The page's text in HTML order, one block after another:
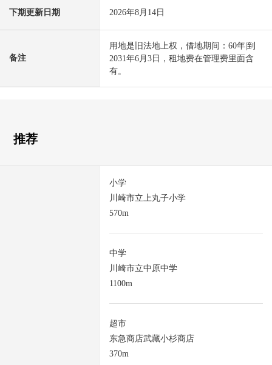
下期更新日期 2026年8月14日
备注
用地是旧法地上权，借地期间：60年|到
2031年6月3日，租地费在管理费里面含
有。
推荐
小学
川崎市立上丸子小学
570m
中学
川崎市立中原中学
1100m
超市
东急商店武藏小杉商店
370m